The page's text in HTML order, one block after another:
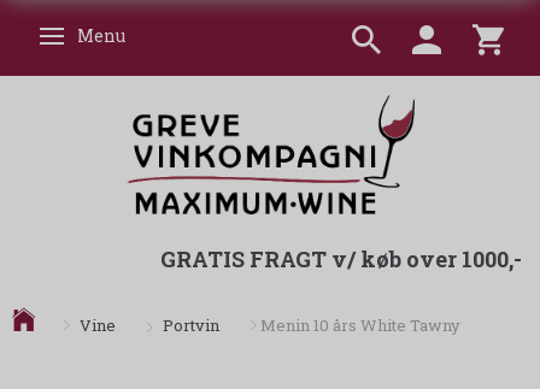
Skifte navigation
Menu
GRATIS FRAGT v/ køb over 1000,-
Vine Portvin Menin 10 års White Tawny